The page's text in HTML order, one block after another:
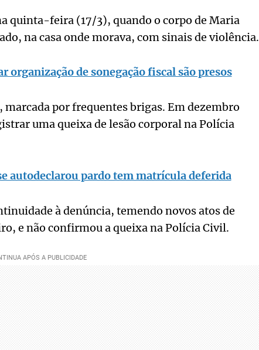
quinta-feira (17/3), quando o corpo de Maria
na casa onde morava, com sinais de violência.
organização de sonegação fiscal são presos
marcada por frequentes brigas. Em dezembro
uma queixa de lesão corporal na Polícia
autodeclarou pardo tem matrícula deferida
à denúncia, temendo novos atos de
e não confirmou a queixa na Polícia Civil.